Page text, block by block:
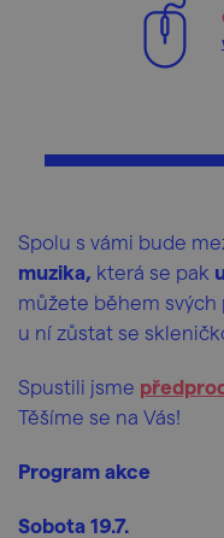
Spolu s vámi bude
muzika, která se pak
můžete během svých
u ní zůstat se
Spustili jsme
Těšíme se na Vás!
Program akce
Sobota 19.7.